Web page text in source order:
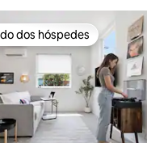
preferidos dos
dos hóspedes